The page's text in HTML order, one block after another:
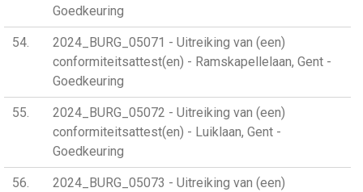
Goedkeuring
54
2024_BURG_05071 - Uitreiking van (een)
conformiteitsattest(en) - Ramskapellelaan, Gent -
Goedkeuring
55
2024_BURG_05072 - Uitreiking van (een)
conformiteitsattest(en) - Luiklaan, Gent -
Goedkeuring
56
2024_BURG_05073 - Uitreiking van (een)